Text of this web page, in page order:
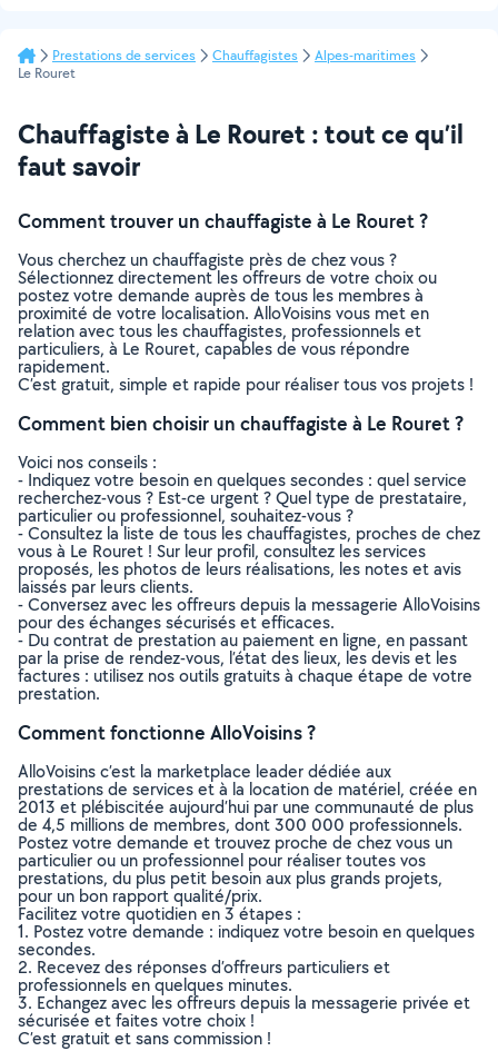
Prestations de services Chauffagistes
Alpes-maritimes
Le Rouret
Chauffagiste à Le Rouret : tout ce qu’il
faut savoir
Comment trouver un chauffagiste à Le Rouret ?
Vous cherchez un chauffagiste près de chez vous ?
Sélectionnez directement les offreurs de votre choix ou
postez votre demande auprès de tous les membres à
proximité de votre localisation. AlloVoisins vous met en
relation avec tous les chauffagistes, professionnels et
particuliers, à Le Rouret, capables de vous répondre
rapidement.
C’est gratuit, simple et rapide pour réaliser tous vos projets !
Comment bien choisir un chauffagiste à Le Rouret ?
Voici nos conseils :
- Indiquez votre besoin en quelques secondes : quel service
recherchez-vous ? Est-ce urgent ? Quel type de prestataire,
particulier ou professionnel, souhaitez-vous ?
- Consultez la liste de tous les chauffagistes, proches de chez
vous à Le Rouret ! Sur leur profil, consultez les services
proposés, les photos de leurs réalisations, les notes et avis
laissés par leurs clients.
- Conversez avec les offreurs depuis la messagerie AlloVoisins
pour des échanges sécurisés et efficaces.
- Du contrat de prestation au paiement en ligne, en passant
par la prise de rendez-vous, l’état des lieux, les devis et les
factures : utilisez nos outils gratuits à chaque étape de votre
prestation.
Comment fonctionne AlloVoisins ?
AlloVoisins c’est la marketplace leader dédiée aux
prestations de services et à la location de matériel, créée en
2013 et plébiscitée aujourd’hui par une communauté de plus
de 4,5 millions de membres, dont 300 000 professionnels.
Postez votre demande et trouvez proche de chez vous un
particulier ou un professionnel pour réaliser toutes vos
prestations, du plus petit besoin aux plus grands projets,
pour un bon rapport qualité/prix.
Facilitez votre quotidien en 3 étapes :
1. Postez votre demande : indiquez votre besoin en quelques
secondes.
2. Recevez des réponses d’offreurs particuliers et
professionnels en quelques minutes.
3. Echangez avec les offreurs depuis la messagerie privée et
sécurisée et faites votre choix !
C’est gratuit et sans commission !